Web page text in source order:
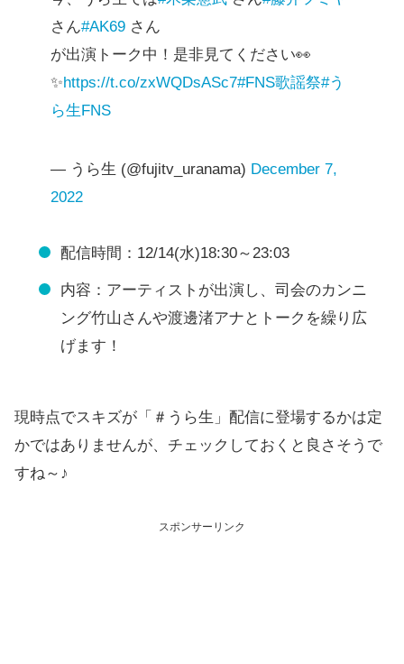
さん#AK69 さん
が出演トーク中！是非見てください👀
✨https://t.co/zxWQDsASc7#FNS歌謡祭#う
ら生FNS
— うら生 (@fujitv_uranama) December 7,
2022
配信時間：12/14(水)18:30～23:03
内容：アーティストが出演し、司会のカンニ
ング竹山さんや渡邊渚アナとトークを繰り広
げます！
現時点でスキズが「＃うら生」配信に登場するかは定
かではありませんが、チェックしておくと良さそうで
すね～♪
スポンサーリンク